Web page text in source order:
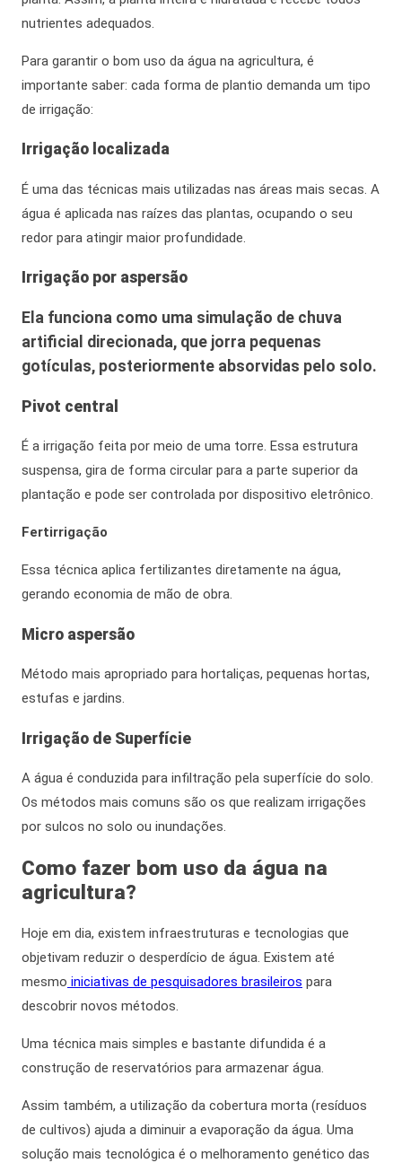
nutrientes adequados.
Para garantir o bom uso da água na agricultura, é
importante saber: cada forma de plantio demanda um tipo
de irrigação:
Irrigação localizada
É uma das técnicas mais utilizadas nas áreas mais secas. A
água é aplicada nas raízes das plantas, ocupando o seu
redor para atingir maior profundidade.
Irrigação por aspersão
Ela funciona como uma simulação de chuva
artificial direcionada, que jorra pequenas
gotículas, posteriormente absorvidas pelo solo.
Pivot central
É a irrigação feita por meio de uma torre. Essa estrutura
suspensa, gira de forma circular para a parte superior da
plantação e pode ser controlada por dispositivo eletrônico.
Fertirrigação
Essa técnica aplica fertilizantes diretamente na água,
gerando economia de mão de obra.
Micro aspersão
Método mais apropriado para hortaliças, pequenas hortas,
estufas e jardins.
Irrigação de Superfície
A água é conduzida para infiltração pela superfície do solo.
Os métodos mais comuns são os que realizam irrigações
por sulcos no solo ou inundações.
Como fazer bom uso da água na
agricultura?
Hoje em dia, existem infraestruturas e tecnologias que
objetivam reduzir o desperdício de água. Existem até
mesmo iniciativas de pesquisadores brasileiros para
descobrir novos métodos.
Uma técnica mais simples e bastante difundida é a
construção de reservatórios para armazenar água.
Assim também, a utilização da cobertura morta (resíduos
de cultivos) ajuda a diminuir a evaporação da água. Uma
solução mais tecnológica é o melhoramento genético das